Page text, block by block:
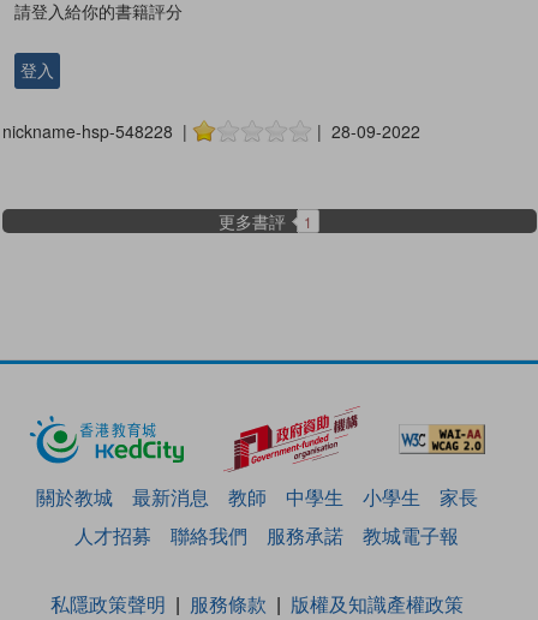
請登入給你的書籍評分
登入
nickname-hsp-548228 | | 28-09-2022
更多書評 1
關於教城 最新消息 教師 中學生 小學生
家長
人才招募
聯絡我們 服務承諾 教城電子報
私隱政策聲明 服務條款
版權及知識產權政策